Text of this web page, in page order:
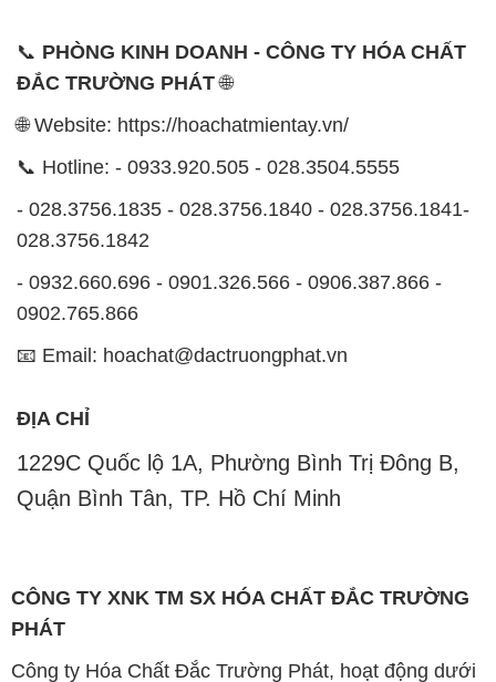
📞 PHÒNG KINH DOANH - CÔNG TY HÓA CHẤT
ĐẮC TRƯỜNG PHÁT🌐
🌐 Website: https://hoachatmientay.vn/
📞 Hotline: - 0933.920.505 - 028.3504.5555
- 028.3756.1835 - 028.3756.1840 - 028.3756.1841-
028.3756.1842
- 0932.660.696 - 0901.326.566 - 0906.387.866 -
0902.765.866
📧 Email: hoachat@dactruongphat.vn
ĐỊA CHỈ
1229C Quốc lộ 1A, Phường Bình Trị Đông B,
Quận Bình Tân, TP. Hồ Chí Minh
CÔNG TY XNK TM SX HÓA CHẤT ĐẮC TRƯỜNG
PHÁT
Công ty Hóa Chất Đắc Trường Phát, hoạt động dưới